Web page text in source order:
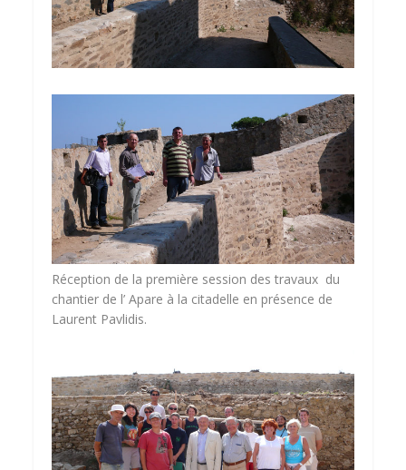
Réception de la première session des travaux du
chantier de l’ Apare à la citadelle en présence de
Laurent Pavlidis.